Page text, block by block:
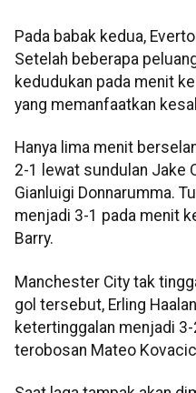
Pada babak kedua,
Setelah beberapa
kedudukan pada menit
yang memanfaatkan
Hanya lima menit
2-1 lewat sundulan Jake
Gianluigi Donnarumma.
menjadi 3-1 pada menit
Barry.
Manchester City tak
gol tersebut, Erling
ketertinggalan menjadi
terobosan Mateo